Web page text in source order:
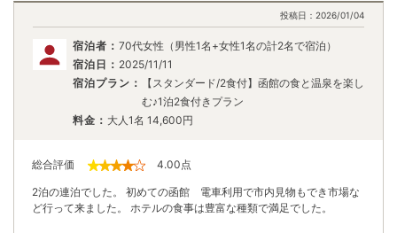
投稿日： 2026/01/04
宿泊者： 70代女性（男性1名+女性1名の計2名で宿泊）
宿泊日： 2025/11/11
宿泊プラン：
【スタンダード/2食付】函館の食と温泉を楽し
む♪1泊2食付きプラン
料金： 大人1名 14,600円
総合評価 4.00点
2泊の連泊でした。 初めての函館 電車利用で市内見物もでき市場な
ど行って来ました。 ホテルの食事は豊富な種類で満足でした。